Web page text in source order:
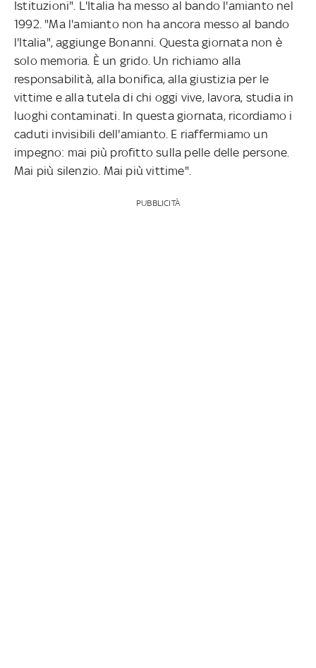
Istituzioni". L'Italia ha messo al bando l'amianto nel
1992. "Ma l'amianto non ha ancora messo al bando
l'Italia", aggiunge Bonanni. Questa giornata non è
solo memoria. È un grido. Un richiamo alla
responsabilità, alla bonifica, alla giustizia per le
vittime e alla tutela di chi oggi vive, lavora, studia in
luoghi contaminati. In questa giornata, ricordiamo i
caduti invisibili dell'amianto. E riaffermiamo un
impegno: mai più profitto sulla pelle delle persone.
Mai più silenzio. Mai più vittime".
PUBBLICITÀ